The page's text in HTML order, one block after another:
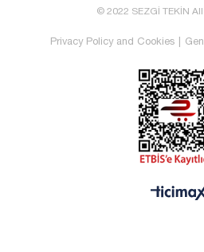
© 2022 SEZGİ TEKİN
Privacy Policy and Cookies